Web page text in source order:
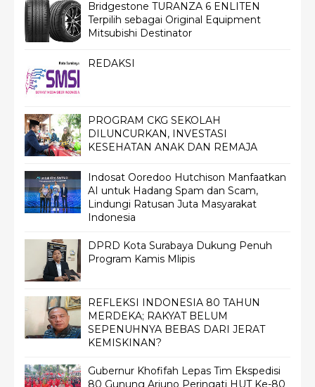
Bridgestone TURANZA 6 ENLITEN
Terpilih sebagai Original Equipment
Mitsubishi Destinator
REDAKSI
PROGRAM CKG SEKOLAH
DILUNCURKAN, INVESTASI
KESEHATAN ANAK DAN REMAJA
Indosat Ooredoo Hutchison Manfaatkan
AI untuk Hadang Spam dan Scam,
Lindungi Ratusan Juta Masyarakat
Indonesia
DPRD Kota Surabaya Dukung Penuh
Program Kamis Mlipis
REFLEKSI INDONESIA 80 TAHUN
MERDEKA; RAKYAT BELUM
SEPENUHNYA BEBAS DARI JERAT
KEMISKINAN?
Gubernur Khofifah Lepas Tim Ekspedisi
80 Gunung Arjuno Peringati HUT Ke-80